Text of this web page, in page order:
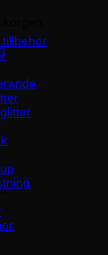
tillbehör